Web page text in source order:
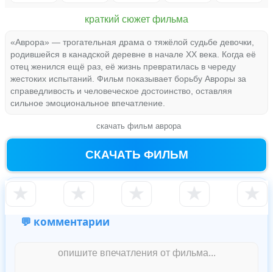
краткий сюжет фильма
«Аврора» — трогательная драма о тяжёлой судьбе девочки,
родившейся в канадской деревне в начале XX века. Когда её
отец женился ещё раз, её жизнь превратилась в череду
жестоких испытаний. Фильм показывает борьбу Авроры за
справедливость и человеческое достоинство, оставляя
сильное эмоциональное впечатление.
скачать фильм аврора
СКАЧАТЬ ФИЛЬМ
★ ★ ★ ★ ★
💬 комментарии